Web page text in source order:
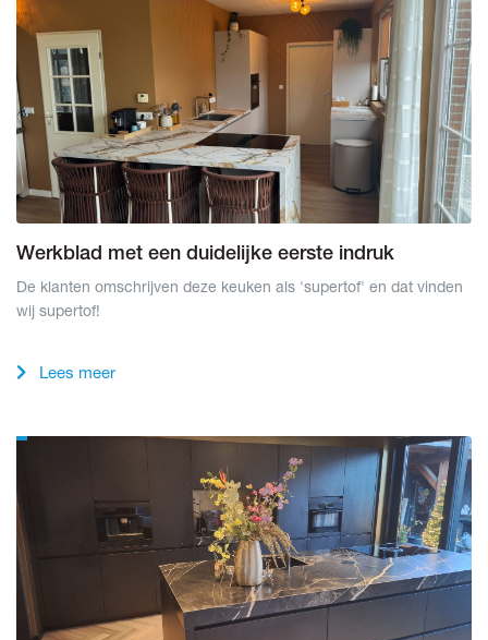
Werkblad met een duidelijke eerste indruk
De klanten omschrijven deze keuken als 'supertof' en dat vinden
wij supertof!
Lees meer